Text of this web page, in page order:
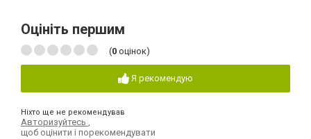
Оцініть першим
(0 оцінок)
Я рекомендую
Ніхто ще не рекомендував
Авторизуйтесь ,
щоб оцінити і порекомендувати